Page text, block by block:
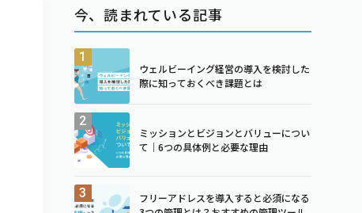
今、読まれている記事
ウェルビーイング経営の導入を検討した
際に知っておくべき課題とは
ミッションとビジョンとバリューについ
て｜6つの具体例と必要な理由
フリーアドレスを導入すると必須になる